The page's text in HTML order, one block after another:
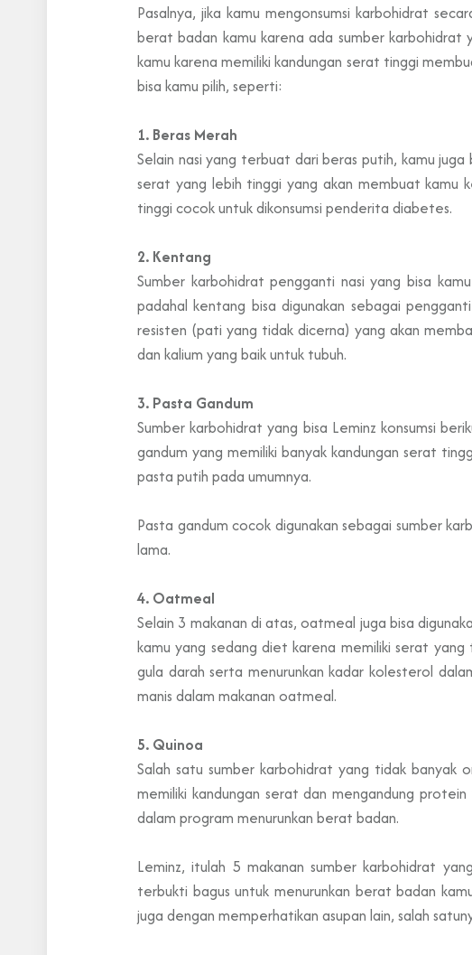
Pasalnya, jika kamu mengonsumsi karbohidrat
berat badan kamu karena ada sumber karbohidrat
kamu karena memiliki kandungan serat tinggi
bisa kamu pilih, seperti:
1. Beras Merah
Selain nasi yang terbuat dari beras putih, kamu
serat yang lebih tinggi yang akan membuat kamu
tinggi cocok untuk dikonsumsi penderita diabetes.
2. Kentang
Sumber karbohidrat pengganti nasi yang bisa
padahal kentang bisa digunakan sebagai
resisten (pati yang tidak dicerna) yang akan
dan kalium yang baik untuk tubuh.
3. Pasta Gandum
Sumber karbohidrat yang bisa Leminz konsumsi
gandum yang memiliki banyak kandungan serat
pasta putih pada umumnya.
Pasta gandum cocok digunakan sebagai sumber
lama.
4. Oatmeal
Selain 3 makanan di atas, oatmeal juga bisa
kamu yang sedang diet karena memiliki serat
gula darah serta menurunkan kadar kolesterol
manis dalam makanan oatmeal.
5. Quinoa
Salah satu sumber karbohidrat yang tidak banyak
memiliki kandungan serat dan mengandung
dalam program menurunkan berat badan.
Leminz, itulah 5 makanan sumber karbohidrat
terbukti bagus untuk menurunkan berat badan
juga dengan memperhatikan asupan lain, salah